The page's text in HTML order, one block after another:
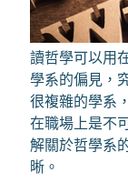
讀哲學可以用
學系的偏見，
很複雜的學系
在職場上是不
解關於哲學系
晰。